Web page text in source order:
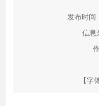
发布时间
信息
【字